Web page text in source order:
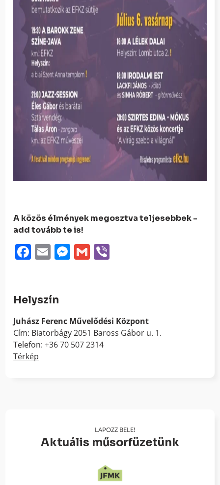
A közös élmények megosztva teljesebbek -
add tovább te is!
Facebook
EmailMessenger
Gmail
Helyszín
Juhász Ferenc Művelődési Központ
Cím: Biatorbágy 2051 Baross Gábor u. 1.
Telefon: +36 70 507 2314
Térkép
LAPOZZ BELE!
Aktuális műsorfüzetünk